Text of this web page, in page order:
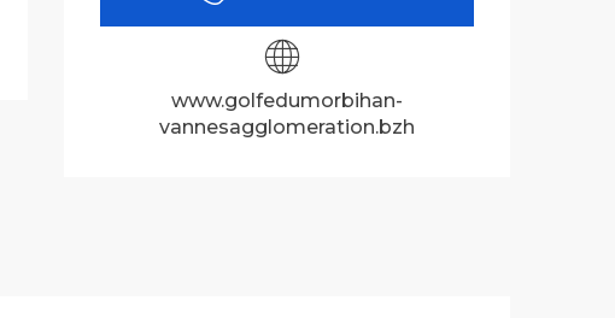
www.golfedumorbihan-
vannesagglomeration.bzh